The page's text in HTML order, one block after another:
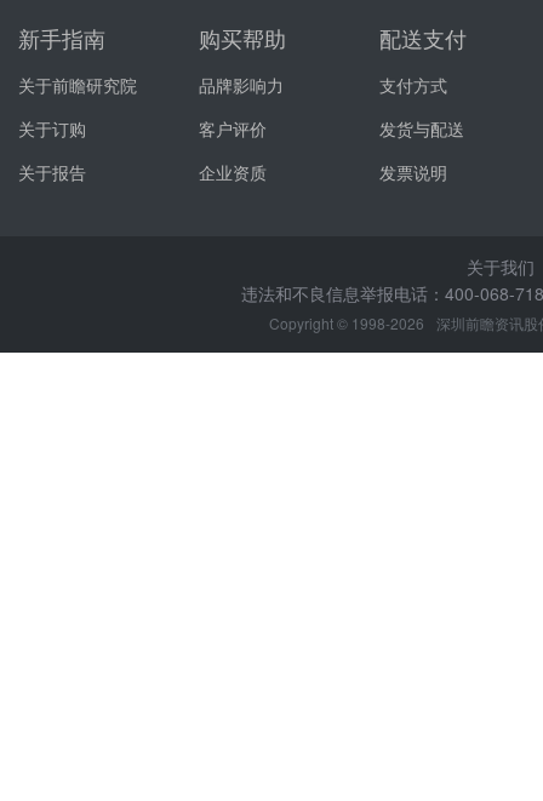
新手指南
关于前瞻研究院
关于订购
关于报告
购买帮助
品牌影响力
客户评价
企业资质
配送支付
支付方式
发货与配送
发票说明
关于我们
违法和不良信息举报电话：400-068-
Copyright © 1998-2026 深圳前瞻资讯股